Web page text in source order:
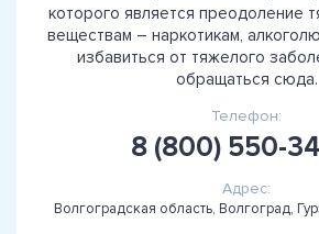
которого является преодоление
веществам – наркотикам,
избавиться от тяжелого
обращаться сюда.
Телефон:
8 (800) 550-
Адрес:
Волгоградская область, Волгоград,